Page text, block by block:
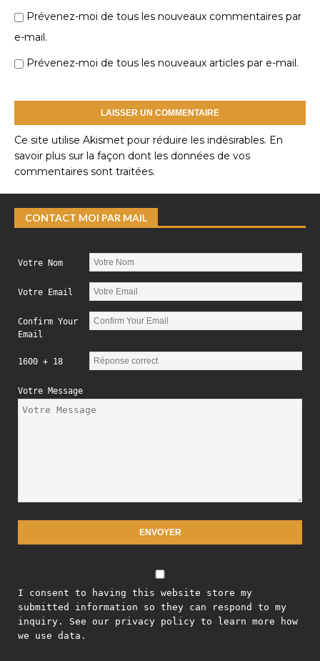
Prévenez-moi de tous les nouveaux commentaires par
e-mail.
Prévenez-moi de tous les nouveaux articles par e-mail.
Ce site utilise Akismet pour réduire les indésirables. En
savoir plus sur la façon dont les données de vos
commentaires sont traitées.
CONTACT MOI PAR MAIL
Votre Nom
Votre Email
Confirm Your
Email
1600 + 18
Votre Message
I consent to having this website store my
submitted information so they can respond to my
inquiry. See our privacy policy to learn more how
we use data.